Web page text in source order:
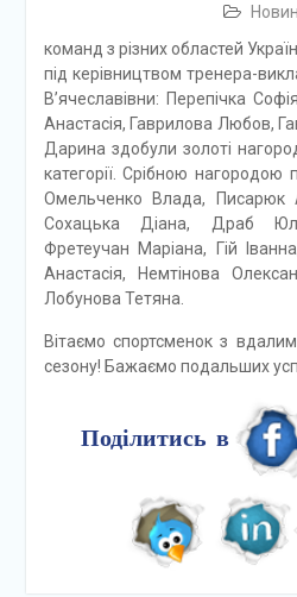
команд з різних областей
під керівництвом тренера-
В’ячеславівни: Перепічка
Анастасія, Гаврилова Любов,
Дарина здобули золоті
категорії. Срібною нагородою
Омельченко Влада, Писарюк
Сохацька Діана, Драб
Фретеучан Маріана, Гій
Анастасія, Немтінова
Лобунова Тетяна.
Вітаємо спортсменок з
сезону! Бажаємо подальших
Поділитись в